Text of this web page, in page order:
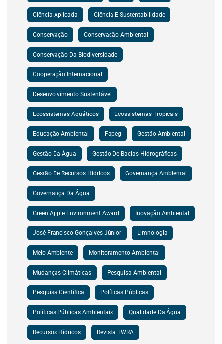
Ciência Aplicada Ciência E Sustentabilidade
Conservação Conservação Ambiental
Conservação Da Biodiversidade
Cooperação Internacional
Desenvolvimento Sustentável
Ecossistemas Aquáticos Ecossistemas Tropicais
Educação Ambiental Fapeg Gestão Ambiental
Gestão Da Água Gestão De Bacias Hidrográficas
Gestão De Recursos Hídricos Governança Ambiental
Governança Da Água
Green Apple Environment Award Inovação Ambiental
José Francisco Gonçalves Júnior Limnologia
Meio Ambiente Monitoramento Ambiental
Mudanças Climáticas Pesquisa Ambiental
Pesquisa Científica Políticas Públicas
Políticas Públicas Ambientais Qualidade Da Água
Recursos Hídricos Revista TWRA